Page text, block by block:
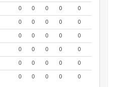
0 0 0 0
0
0 0 0 0
0
0 0 0 0
0
0 0 0 0
0
0 0 0 0
0
0 0 0 0 0